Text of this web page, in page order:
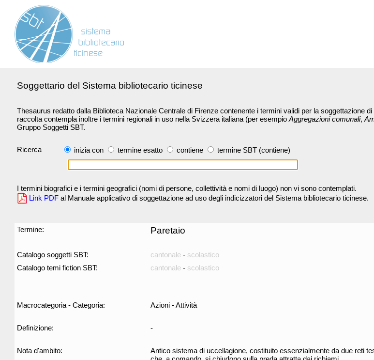
Soggettario del Sistema bibliotecario ticinese
Thesaurus redatto dalla Biblioteca Nazionale Centrale di Firenze contenente i termini validi per la soggettazione
raccolta contempla inoltre i termini regionali in uso nella Svizzera italiana (per esempio Aggregazioni comunali,
Gruppo Soggetti SBT.
Ricerca inizia con termine esatto contiene termine SBT (contiene)
I termini biografici e i termini geografici (nomi di persone, collettività e nomi di luogo) non vi sono contemplati.
Link PDF al Manuale applicativo di soggettazione ad uso degli indicizzatori del Sistema bibliotecario ticinese.
Termine: Paretaio
Catalogo soggetti SBT: cantonale - scolastico
Catalogo temi fiction SBT:
cantonale - scolastico
Macrocategoria - Categoria: Azioni - Attività
Definizione: -
Nota d'ambito:
Antico sistema di uccellagione, costituito essenzialmente da due reti